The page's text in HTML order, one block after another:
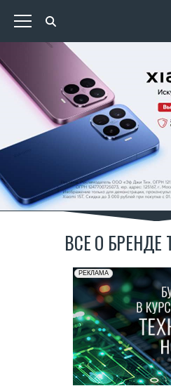
ВСЕ О БРЕНДЕ